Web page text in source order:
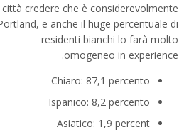
credere che è considerevolmente
e anche il huge percentuale di
residenti bianchi lo farà molto
omogeneo in experience.
Chiaro: 87,1 percento
Ispanico: 8,2 percento
Asiatico: 1,9 percent